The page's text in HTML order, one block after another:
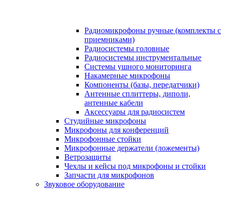
Радиомикрофоны ручные (комплекты с
приемниками)
Радиосистемы головные
Радиосистемы инструментальные
Системы ушного мониторинга
Накамерные микрофоны
Компоненты (базы, передатчики)
Антенные сплиттеры, диполи,
антенные кабели
Аксесcуары для радиосистем
Студийные микрофоны
Микрофоны для конференций
Микрофонные стойки
Микрофонные держатели (ложементы)
Ветрозащиты
Чехлы и кейсы под микрофоны и стойки
Запчасти для микрофонов
Звуковое оборудование